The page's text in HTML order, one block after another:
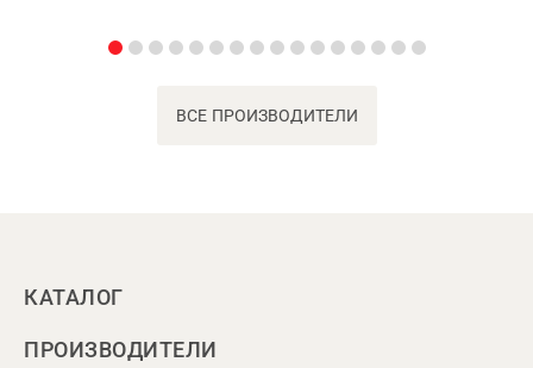
ВСЕ ПРОИЗВОДИТЕЛИ
КАТАЛОГ
ПРОИЗВОДИТЕЛИ